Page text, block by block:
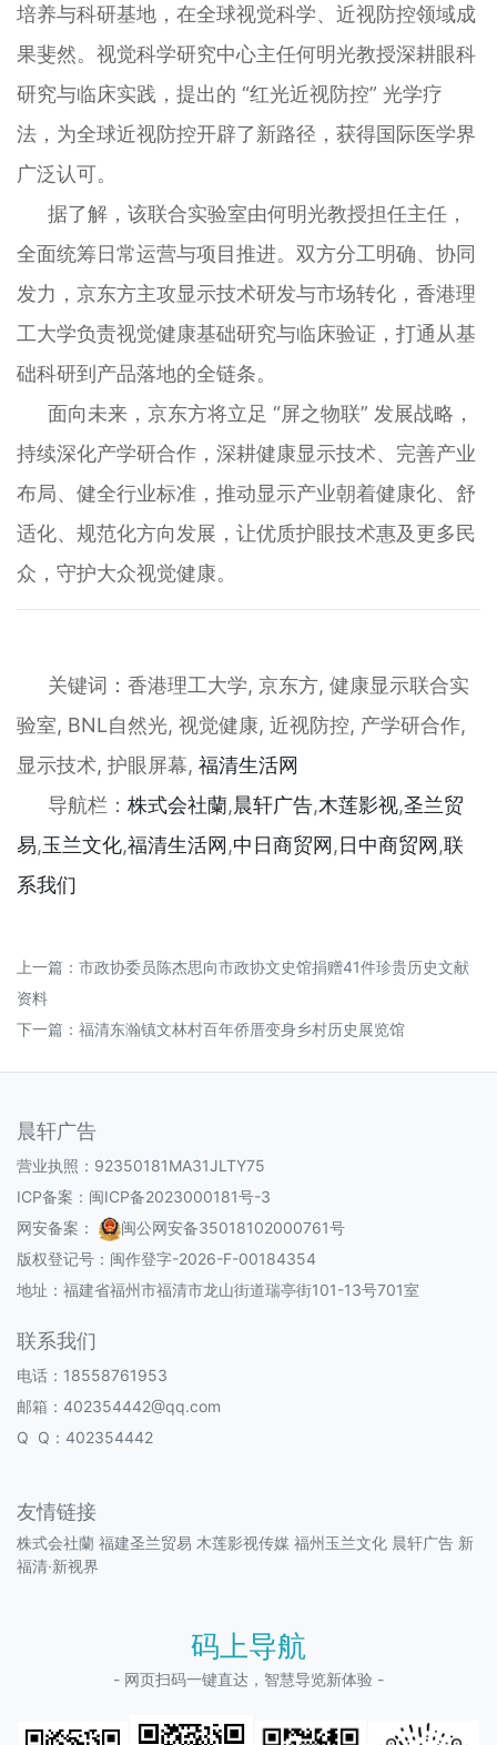
培养与科研基地，在全球视觉科学、近视防控领域成
果斐然。视觉科学研究中心主任何明光教授深耕眼科
研究与临床实践，提出的 “红光近视防控” 光学疗
法，为全球近视防控开辟了新路径，获得国际医学界
广泛认可。
据了解，该联合实验室由何明光教授担任主任，
全面统筹日常运营与项目推进。双方分工明确、协同
发力，京东方主攻显示技术研发与市场转化，香港理
工大学负责视觉健康基础研究与临床验证，打通从基
础科研到产品落地的全链条。
面向未来，京东方将立足 “屏之物联” 发展战略，
持续深化产学研合作，深耕健康显示技术、完善产业
布局、健全行业标准，推动显示产业朝着健康化、舒
适化、规范化方向发展，让优质护眼技术惠及更多民
众，守护大众视觉健康。
关键词：香港理工大学, 京东方, 健康显示联合实
验室, BNL自然光, 视觉健康, 近视防控, 产学研合作,
显示技术, 护眼屏幕, 福清生活网
导航栏： 株式会社蘭,晨轩广告,木莲影视,圣兰贸
易,玉兰文化,福清生活网,中日商贸网,日中商贸网,联
系我们
上一篇： 市政协委员陈杰思向市政协文史馆捐赠41件珍贵历史文献
资料
下一篇： 福清东瀚镇文林村百年侨厝变身乡村历史展览馆
晨轩广告
营业执照：92350181MA31JLTY75
ICP备案： 闽ICP备2023000181号-3
网安备案：
闽公网安备35018102000761号
版权登记号： 闽作登字-2026-F-00184354
地址：福建省福州市福清市龙山街道瑞亭街101-13号701室
联系我们
电话：18558761953
邮箱：402354442@qq.com
Q Q：402354442
友情链接
株式会社蘭 福建圣兰贸易 木莲影视传媒 福州玉兰文化 晨轩广告 新
福清·新视界
码上导航
- 网页扫码一键直达，智慧导览新体验 -